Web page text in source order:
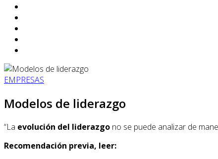
EMPRESAS
Modelos de liderazgo
“La evolución del liderazgo no se puede analizar de
Recomendación previa, leer: